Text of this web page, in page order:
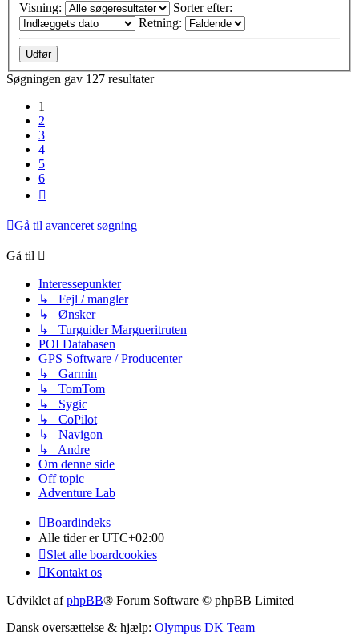
Visning:
Sorter efter:
Retning:
Søgningen gav 127 resultater
1
2
3
4
5
6
Gå til avanceret søgning
Gå til
Interessepunkter
↳ Fejl / mangler
↳ Ønsker
↳ Turguider Margueritruten
POI Databasen
GPS Software / Producenter
↳ Garmin
↳ TomTom
↳ Sygic
↳ CoPilot
↳ Navigon
↳ Andre
Om denne side
Off topic
Adventure Lab
Boardindeks
Alle tider erUTC+02:00
Slet alle boardcookies
Kontakt os
Udviklet afphpBB® Forum Software © phpBB Limited
Dansk oversættelse & hjælp: Olympus DK Team